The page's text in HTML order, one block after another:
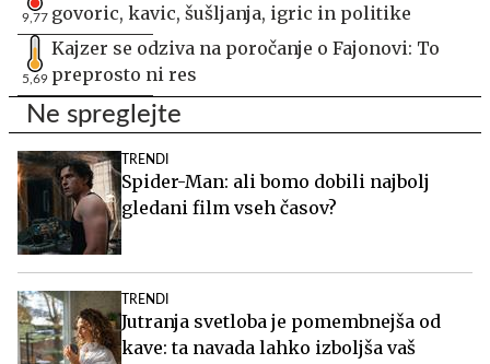
9,77 govoric, kavic, šušljanja, igric in politike
5,69
Kajzer se odziva na poročanje o Fajonovi: To
preprosto ni res
Ne spreglejte
TRENDI
Spider-Man: ali bomo dobili najbolj
gledani film vseh časov?
TRENDI
Jutranja svetloba je pomembnejša od
kave: ta navada lahko izboljša vaš